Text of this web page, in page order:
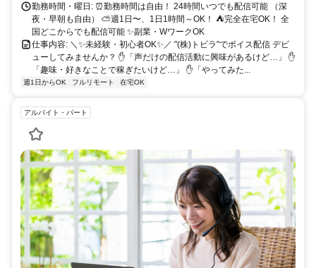
勤務時間・曜日: ⏰勤務時間は自由！ 24時間いつでも配信可能 （深
夜・早朝も自由） ⛅週1日〜、1日1時間～OK！ ⛺完全在宅OK！ 全
国どこからでも配信可能 ✨副業・WワークOK
仕事内容: ＼✨未経験・初心者OK✨／ "(株)トビラ"でボイス配信 デビ
ューしてみませんか？ ✋「声だけの配信活動に興味があるけど…」 ✋
「趣味・好きなことで稼ぎたいけど…」 ✋「やってみた...
週1日からOK フルリモート 在宅OK
アルバイト・パート